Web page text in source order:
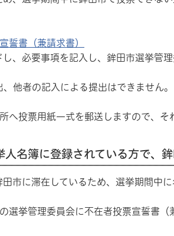
誓書（兼請求書）
、必要事項を記入し、鉾田市選挙管
者の記入による提出はできません。
投票用紙一式を郵送しますので、そ
人名簿に登録されている方で、
市に滞在しているため、選挙期間中
選挙管理委員会に不在者投票宣誓書（